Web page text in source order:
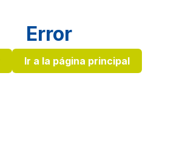
Error
Ir a la página principal